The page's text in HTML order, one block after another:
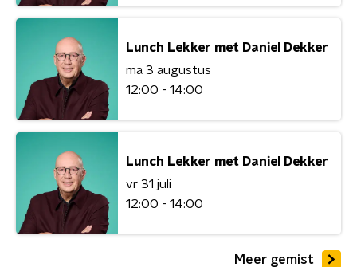
Lunch Lekker met Daniel Dekker
ma 3 augustus
12:00 - 14:00
Lunch Lekker met Daniel Dekker
vr 31 juli
12:00 - 14:00
Meer gemist